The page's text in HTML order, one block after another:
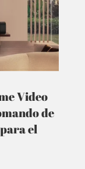
Video
de
el